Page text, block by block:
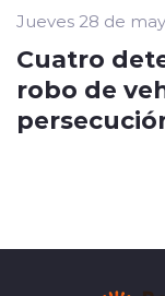
Jueves 28 de
Cuatro
robo de